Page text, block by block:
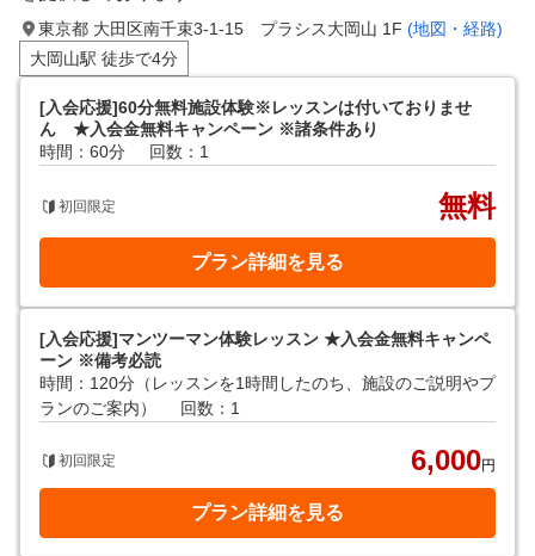
東京都 大田区南千束3-1-15 プラシス大岡山 1F (地図・経路)
大岡山駅 徒歩で4分
[入会応援]60分無料施設体験※レッスンは付いておりませ
ん ★入会金無料キャンペーン ※諸条件あり
時間：60分
回数：1
初回限定 無料
プラン詳細を見る
[入会応援]マンツーマン体験レッスン ★入会金無料キャンペ
ーン ※備考必読
時間：120分（レッスンを1時間したのち、施設のご説明やプ
ランのご案内）
回数：1
初回限定 6,000円
プラン詳細を見る